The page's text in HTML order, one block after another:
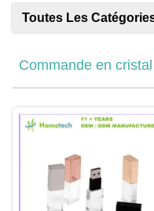
Toutes Les
Commande en